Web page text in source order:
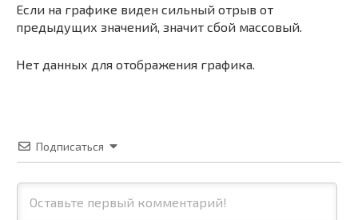
Если на графике виден сильный отрыв от
предыдущих значений, значит сбой массовый.
Нет данных для отображения графика.
Подписаться